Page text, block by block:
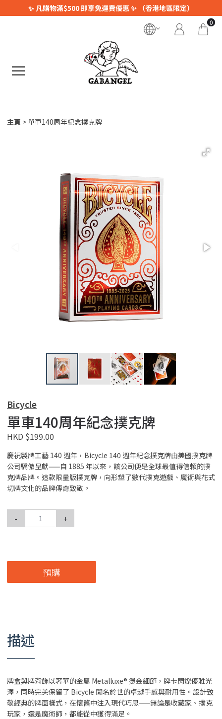
✨ 凡購物滿$500 即享免運費優惠 ✨ （香港地區限定）
0
主頁 單車140周年紀念撲克牌
Bicycle
單車140周年紀念撲克牌
HKD $199.00
慶祝製牌工藝 140 週年，Bicycle 140 週年紀念撲克牌由美國撲克牌
公司驕傲呈獻——自 1885 年以來，該公司便是全球最值得信賴的撲
克牌品牌。這款限量版撲克牌，向形塑了數代撲克遊戲、魔術與花式
切牌文化的品牌傳奇致敬。
- +
預購
描述
牌盒與牌背飾以奢華的金屬 Metalluxe® 燙金細節，牌卡閃爍優雅光
澤，同時完美保留了 Bicycle 聞名於世的卓越手感與耐用性。設計致
敬經典的牌面樣式，在懷舊中注入現代巧思——無論是收藏家、撲克
玩家，還是魔術師，都能從中獲得滿足。